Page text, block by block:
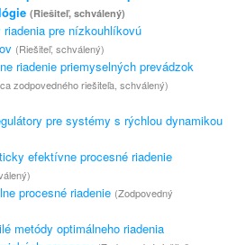
(Riešiteľ, schválený)
riadenia pre nízkouhlíkovú
(Riešiteľ, schválený)
riadenie priemyselných prevádzok
zodpovedného riešiteľa, schválený)
pre systémy s rýchlou dynamikou
efektívne procesné riadenie
procesné riadenie (Zodpovedný
metódy optimálneho riadenia